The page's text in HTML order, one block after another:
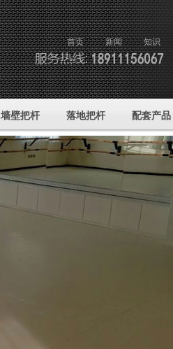
首页 新闻 知识
墙壁把杆 落地把杆 配套产品